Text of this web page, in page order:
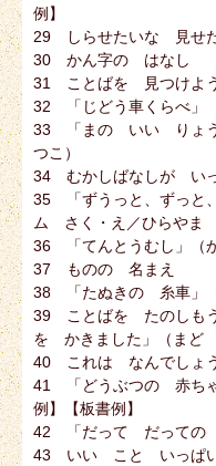
例】
29 しらせたいな 見せ
30 かん字の はなし
31 ことばを 見つけよ
32 「じどう車くらべ」
33 「まの いい りょう
つこ）
34 むかしばなしが い
35 「ずうっと、ずっと
ム さく・え／ひらやま
36 「てんとうむし」（
37 ものの 名まえ
38 「たぬきの 糸車」
39 ことばを たのしも
を かきました」（まど
40 これは なんでしょ
41 「どうぶつの 赤ち
例】【板書例】
42 「だって だっての
43 いい こと いっぱい